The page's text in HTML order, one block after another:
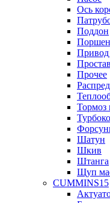
Ось
Поддон
Привод
Прочее
Тормоз
Шатун
Шкив
Штанга
Щуп
CUMMINS15